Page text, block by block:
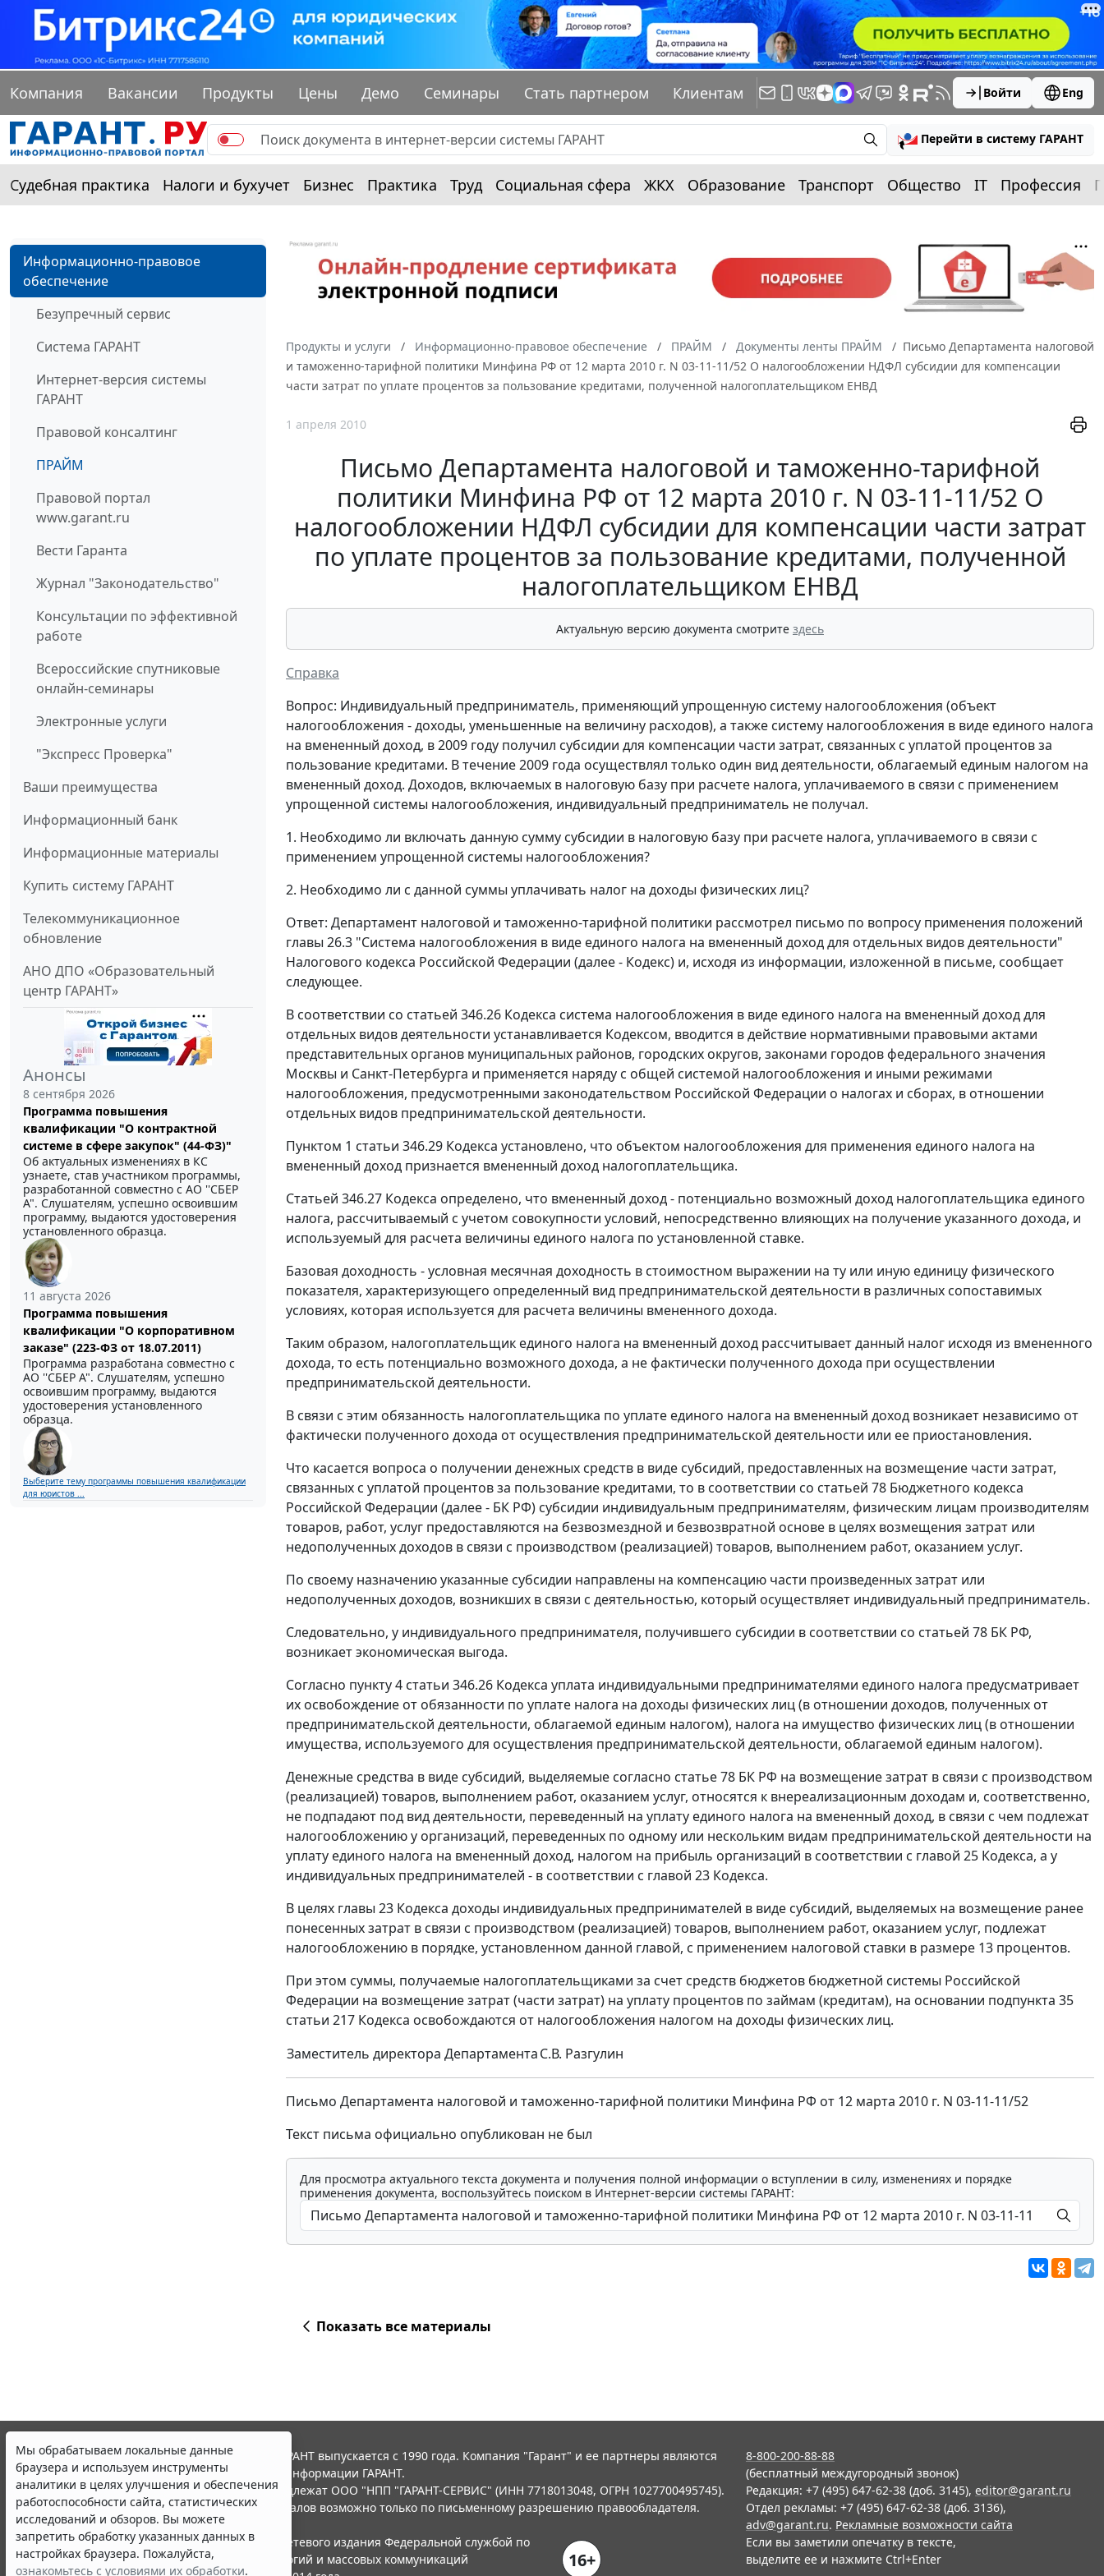
Компания Вакансии Продукты Цены Демо Семинары Стать партнером Клиентам Войти Eng
Перейти в систему ГАРАНТ
Судебная практика Налоги и бухучет Бизнес Практика Труд Социальная сфера ЖКХ Образование Транспорт Общество IT Профессия
Информационно-правовое
обеспечение
Безупречный сервис
Система ГАРАНТ
Интернет-версия системы
ГАРАНТ
Правовой консалтинг
ПРАЙМ
Правовой портал
www.garant.ru
Вести Гаранта
Журнал "Законодательство"
Консультации по эффективной
работе
Всероссийские спутниковые
онлайн-семинары
Электронные услуги
"Экспресс Проверка"
Ваши преимущества
Информационный банк
Информационные материалы
Купить систему ГАРАНТ
Телекоммуникационное
обновление
АНО ДПО «Образовательный
центр ГАРАНТ»
Анонсы
8 сентября 2026
Программа повышения
квалификации "О контрактной
системе в сфере закупок" (44-ФЗ)"
Об актуальных изменениях в КС
узнаете, став участником программы,
разработанной совместно с АО ''СБЕР
А". Слушателям, успешно освоившим
программу, выдаются удостоверения
установленного образца.
11 августа 2026
Программа повышения
квалификации "О корпоративном
заказе" (223-ФЗ от 18.07.2011)
Программа разработана совместно с
АО ''СБЕР А". Слушателям, успешно
освоившим программу, выдаются
удостоверения установленного
образца.
Выберите тему программы повышения квалификации
для юристов ...
Продукты и услуги Информационно-правовое обеспечение ПРАЙМ Документы ленты ПРАЙМ
Письмо Департамента налоговой
и таможенно-тарифной политики Минфина РФ от 12 марта 2010 г. N 03-11-11/52 О налогообложении НДФЛ субсидии для компенсации
части затрат по уплате процентов за пользование кредитами, полученной налогоплательщиком ЕНВД
1 апреля 2010
Письмо Департамента налоговой и таможенно-тарифной
политики Минфина РФ от 12 марта 2010 г. N 03-11-11/52 О
налогообложении НДФЛ субсидии для компенсации части затрат
по уплате процентов за пользование кредитами, полученной
налогоплательщиком ЕНВД
Актуальную версию документа смотрите здесь
Справка
Вопрос: Индивидуальный предприниматель, применяющий упрощенную систему налогообложения (объект
налогообложения - доходы, уменьшенные на величину расходов), а также систему налогообложения в виде единого налога
на вмененный доход, в 2009 году получил субсидии для компенсации части затрат, связанных с уплатой процентов за
пользование кредитами. В течение 2009 года осуществлял только один вид деятельности, облагаемый единым налогом на
вмененный доход. Доходов, включаемых в налоговую базу при расчете налога, уплачиваемого в связи с применением
упрощенной системы налогообложения, индивидуальный предприниматель не получал.
1. Необходимо ли включать данную сумму субсидии в налоговую базу при расчете налога, уплачиваемого в связи с
применением упрощенной системы налогообложения?
2. Необходимо ли с данной суммы уплачивать налог на доходы физических лиц?
Ответ: Департамент налоговой и таможенно-тарифной политики рассмотрел письмо по вопросу применения положений
главы 26.3 "Система налогообложения в виде единого налога на вмененный доход для отдельных видов деятельности"
Налогового кодекса Российской Федерации (далее - Кодекс) и, исходя из информации, изложенной в письме, сообщает
следующее.
В соответствии со статьей 346.26 Кодекса система налогообложения в виде единого налога на вмененный доход для
отдельных видов деятельности устанавливается Кодексом, вводится в действие нормативными правовыми актами
представительных органов муниципальных районов, городских округов, законами городов федерального значения
Москвы и Санкт-Петербурга и применяется наряду с общей системой налогообложения и иными режимами
налогообложения, предусмотренными законодательством Российской Федерации о налогах и сборах, в отношении
отдельных видов предпринимательской деятельности.
Пунктом 1 статьи 346.29 Кодекса установлено, что объектом налогообложения для применения единого налога на
вмененный доход признается вмененный доход налогоплательщика.
Статьей 346.27 Кодекса определено, что вмененный доход - потенциально возможный доход налогоплательщика единого
налога, рассчитываемый с учетом совокупности условий, непосредственно влияющих на получение указанного дохода, и
используемый для расчета величины единого налога по установленной ставке.
Базовая доходность - условная месячная доходность в стоимостном выражении на ту или иную единицу физического
показателя, характеризующего определенный вид предпринимательской деятельности в различных сопоставимых
условиях, которая используется для расчета величины вмененного дохода.
Таким образом, налогоплательщик единого налога на вмененный доход рассчитывает данный налог исходя из вмененного
дохода, то есть потенциально возможного дохода, а не фактически полученного дохода при осуществлении
предпринимательской деятельности.
В связи с этим обязанность налогоплательщика по уплате единого налога на вмененный доход возникает независимо от
фактически полученного дохода от осуществления предпринимательской деятельности или ее приостановления.
Что касается вопроса о получении денежных средств в виде субсидий, предоставленных на возмещение части затрат,
связанных с уплатой процентов за пользование кредитами, то в соответствии со статьей 78 Бюджетного кодекса
Российской Федерации (далее - БК РФ) субсидии индивидуальным предпринимателям, физическим лицам производителям
товаров, работ, услуг предоставляются на безвозмездной и безвозвратной основе в целях возмещения затрат или
недополученных доходов в связи с производством (реализацией) товаров, выполнением работ, оказанием услуг.
По своему назначению указанные субсидии направлены на компенсацию части произведенных затрат или
недополученных доходов, возникших в связи с деятельностью, который осуществляет индивидуальный предприниматель.
Следовательно, у индивидуального предпринимателя, получившего субсидии в соответствии со статьей 78 БК РФ,
возникает экономическая выгода.
Согласно пункту 4 статьи 346.26 Кодекса уплата индивидуальными предпринимателями единого налога предусматривает
их освобождение от обязанности по уплате налога на доходы физических лиц (в отношении доходов, полученных от
предпринимательской деятельности, облагаемой единым налогом), налога на имущество физических лиц (в отношении
имущества, используемого для осуществления предпринимательской деятельности, облагаемой единым налогом).
Денежные средства в виде субсидий, выделяемые согласно статье 78 БК РФ на возмещение затрат в связи с производством
(реализацией) товаров, выполнением работ, оказанием услуг, относятся к внереализационным доходам и, соответственно,
не подпадают под вид деятельности, переведенный на уплату единого налога на вмененный доход, в связи с чем подлежат
налогообложению у организаций, переведенных по одному или нескольким видам предпринимательской деятельности на
уплату единого налога на вмененный доход, налогом на прибыль организаций в соответствии с главой 25 Кодекса, а у
индивидуальных предпринимателей - в соответствии с главой 23 Кодекса.
В целях главы 23 Кодекса доходы индивидуальных предпринимателей в виде субсидий, выделяемых на возмещение ранее
понесенных затрат в связи с производством (реализацией) товаров, выполнением работ, оказанием услуг, подлежат
налогообложению в порядке, установленном данной главой, с применением налоговой ставки в размере 13 процентов.
При этом суммы, получаемые налогоплательщиками за счет средств бюджетов бюджетной системы Российской
Федерации на возмещение затрат (части затрат) на уплату процентов по займам (кредитам), на основании подпункта 35
статьи 217 Кодекса освобождаются от налогообложения налогом на доходы физических лиц.
Заместитель директора ДепартаментаС.В. Разгулин
Письмо Департамента налоговой и таможенно-тарифной политики Минфина РФ от 12 марта 2010 г. N 03-11-11/52
Текст письма официально опубликован не был
Для просмотра актуального текста документа и получения полной информации о вступлении в силу, изменениях и порядке
применения документа, воспользуйтесь поиском в Интернет-версии системы ГАРАНТ:
Показать все материалы
Мы обрабатываем локальные данные
браузера и используем инструменты
аналитики в целях улучшения и обеспечения
работоспособности сайта, статистических
исследований и обзоров. Вы можете
запретить обработку указанных данных в
настройках браузера. Пожалуйста,
ознакомьтесь с условиями их обработки.
© ООО "НПП "ГАРАНТ-СЕРВИС", 2026. Система ГАРАНТ выпускается с 1990 года. Компания "Гарант" и ее партнеры являются
участниками Российской ассоциации правовой информации ГАРАНТ.
Все права на материалы сайта ГАРАНТ.РУ принадлежат ООО "НПП "ГАРАНТ-СЕРВИС" (ИНН 7718013048, ОГРН 1027700495745).
Полное или частичное воспроизведение материалов возможно только по письменному разрешению правообладателя.
Правила использования портала.
Портал ГАРАНТ.РУ зарегистрирован в качестве сетевого издания Федеральной службой по
надзору в сфере связи,информационных технологий и массовых коммуникаций
16+
8-800-200-88-88
(бесплатный междугородный звонок)
Редакция: +7 (495) 647-62-38 (доб. 3145), editor@garant.ru
Отдел рекламы: +7 (495) 647-62-38 (доб. 3136),
adv@garant.ru. Рекламные возможности сайта
Если вы заметили опечатку в тексте,
выделите ее и нажмите Ctrl+Enter